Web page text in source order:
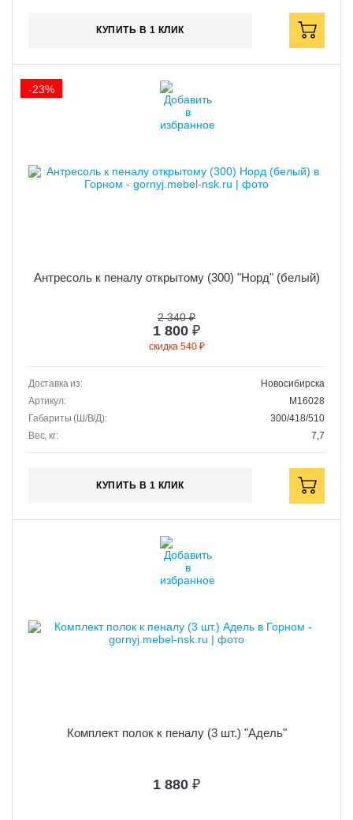
КУПИТЬ В 1 КЛИК
Антресоль к пеналу открытому (300) "Норд" (белый)
2 340 ₽
1 800 ₽
скидка 540 ₽
Доставка из:
Новосибирска
Артикул:
M16028
Габариты (Ш/В/Д):
300/418/510
Вес, кг:
7,7
КУПИТЬ В 1 КЛИК
-23%
Комплект полок к пеналу (3 шт.) "Адель"
1 880 ₽